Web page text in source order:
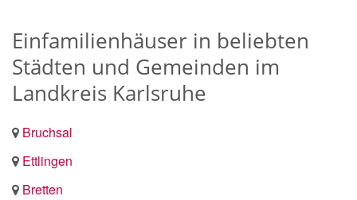
Einfamilienhäuser in beliebten
Städten und Gemeinden im
Landkreis Karlsruhe
Bruchsal
Ettlingen
Bretten